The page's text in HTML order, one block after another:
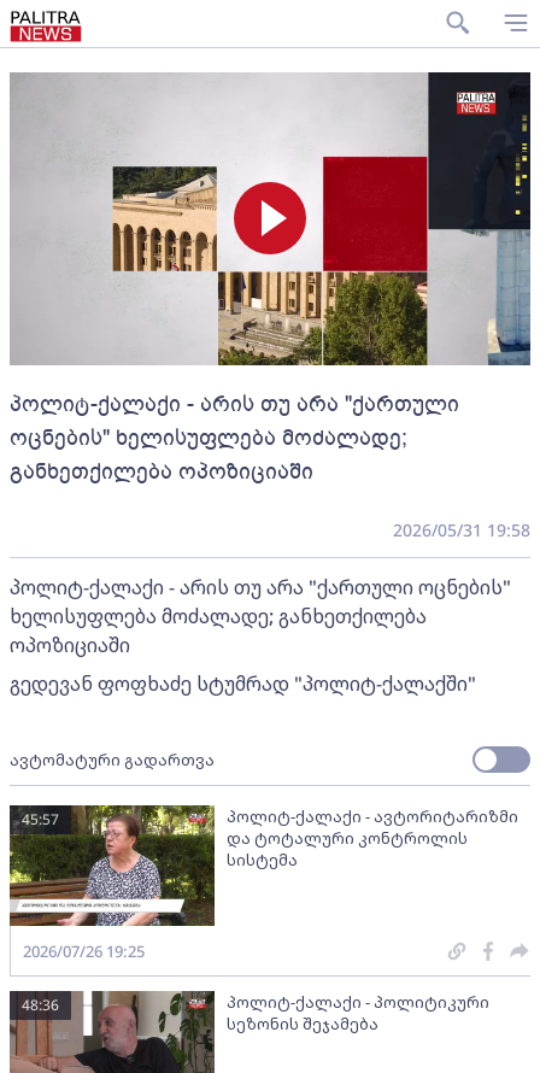
პოლიტ-ქალაქი - არის თუ არა "ქართული
ოცნების" ხელისუფლება მოძალადე;
განხეთქილება ოპოზიციაში
2026/05/31 19:58
პოლიტ-ქალაქი - არის თუ არა "ქართული ოცნების"
ხელისუფლება მოძალადე; განხეთქილება
ოპოზიციაში
გედევან ფოფხაძე სტუმრად "პოლიტ-ქალაქში"
ავტომატური გადართვა
პოლიტ-ქალაქი - ავტორიტარიზმი
და ტოტალური კონტროლის
სისტემა
45:57
2026/07/26 19:25
პოლიტ-ქალაქი - პოლიტიკური
სეზონის შეჯამება
48:36